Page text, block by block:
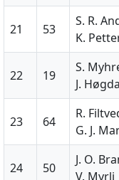
21 53
S. R.
K.
22 19
S.
J.
23 64
R.
G. J.
24 50
J. O.
V. Myrli